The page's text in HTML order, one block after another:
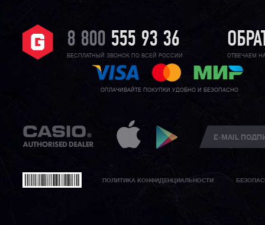
8 800 555 93 36
БЕСПЛАТНЫЙ ЗВОНОК ПО ВСЕЙ РОССИИ ОТВЕЧАЕМ
ОПЛАЧИВАЙТЕ ПОКУПКИ УДОБНО И БЕЗОПАСНО
ПОЛИТИКА КОНФИДЕНЦИАЛЬНОСТИ